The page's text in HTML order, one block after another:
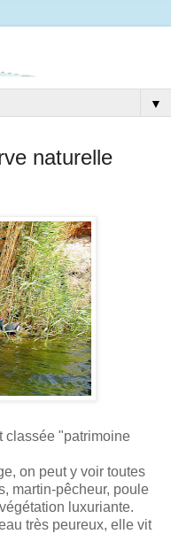
▼
naturelle
classée "patrimoine
on peut y voir toutes
martin-pêcheur, poule
luxuriante.
très peureux, elle vit